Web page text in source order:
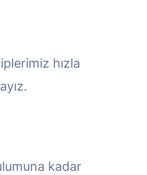
hızla
kadar